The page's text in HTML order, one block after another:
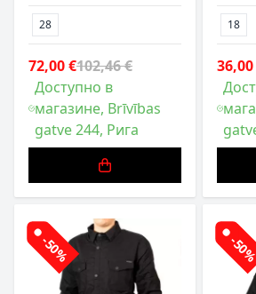
28
72,00 €102,46 €
Доступно в
магазине, Brīvības
gatve 244, Рига
18
-50% -